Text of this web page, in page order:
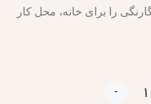
را برای خانه، محل کار
-